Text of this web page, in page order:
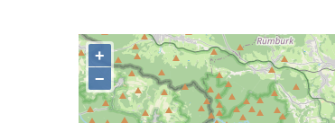
Kříž na rozcestí u domu čp. 49 ve Svojkově
Centrální kříž bývalého hřbitova v Horním
Chlumu
Kříž jižně od Prysku